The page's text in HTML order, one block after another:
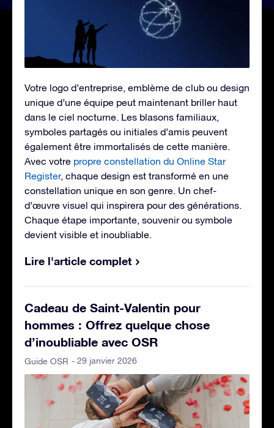
Votre logo d’entreprise, emblème de club ou design
unique d’une équipe peut maintenant briller haut
dans le ciel nocturne. Les blasons familiaux,
symboles partagés ou initiales d’amis peuvent
également être immortalisés de cette manière.
Avec votre propre constellation du Online Star
Register, chaque design est transformé en une
constellation unique en son genre. Un chef-
d’œuvre visuel qui inspirera pour des générations.
Chaque étape importante, souvenir ou symbole
devient visible et inoubliable.
Lire l'article complet
Cadeau de Saint-Valentin pour
hommes : Offrez quelque chose
d’inoubliable avec OSR
Guide OSR - 29 janvier 2026